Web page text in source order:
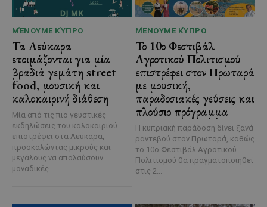
ΜΈΝΟΥΜΕ ΚΎΠΡΟ
Τα Λεύκαρα
ετοιμάζονται για μία
βραδιά γεμάτη street
food, μουσική και
καλοκαιρινή διάθεση
Μία από τις πιο γευστικές
εκδηλώσεις του καλοκαιριού
επιστρέφει στα Λεύκαρα,
προσκαλώντας μικρούς και
μεγάλους να απολαύσουν
μοναδικές...
ΜΈΝΟΥΜΕ ΚΎΠΡΟ
Το 10ο Φεστιβάλ
Αγροτικού Πολιτισμού
επιστρέφει στον Πρωταρά
με μουσική,
παραδοσιακές γεύσεις και
πλούσιο πρόγραμμα
Η κυπριακή παράδοση δίνει ξανά
ραντεβού στον Πρωταρά, καθώς
το 10ο Φεστιβάλ Αγροτικού
Πολιτισμού θα πραγματοποιηθεί
στις 2...